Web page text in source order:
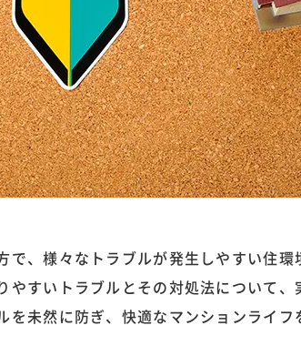
で、様々なトラブルが発生しやすい住環
やすいトラブルとその対処法について、
を未然に防ぎ、快適なマンションライフ